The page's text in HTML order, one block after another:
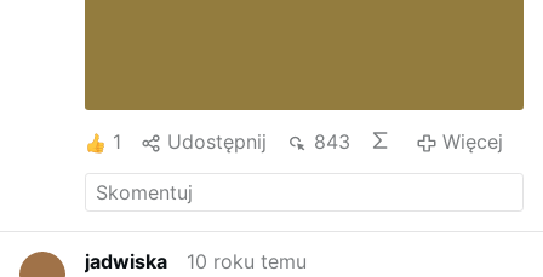
1 Udostępnij 843 Więcej
jadwiska
10 roku temu